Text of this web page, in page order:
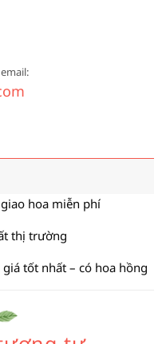
hoa miễn phí
thị trường
tốt nhất – có hoa hồng